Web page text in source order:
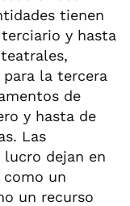
tienen
y hasta
la tercera
de
y hasta de
Las
lucro dejan en
un
un recurso